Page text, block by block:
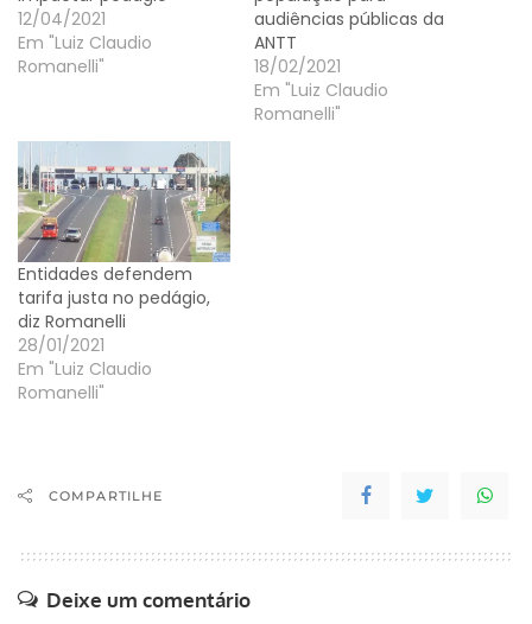
12/04/2021
Em "Luiz Claudio
Romanelli"
audiências públicas da
ANTT
18/02/2021
Em "Luiz Claudio
Romanelli"
Entidades defendem
tarifa justa no pedágio,
diz Romanelli
28/01/2021
Em "Luiz Claudio
Romanelli"
COMPARTILHE
Deixe um comentário